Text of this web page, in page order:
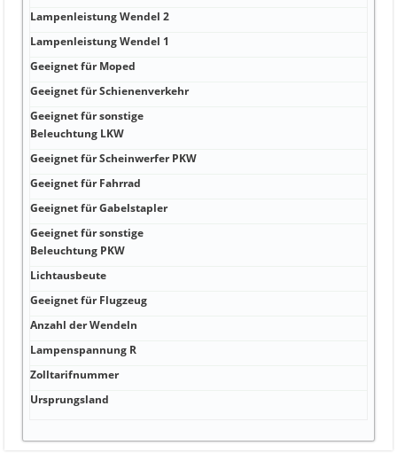
Lampenleistung Wendel 2
Lampenleistung Wendel 1
Geeignet für Moped
Geeignet für Schienenverkehr
Geeignet für sonstige
Beleuchtung LKW
Geeignet für Scheinwerfer PKW
Geeignet für Fahrrad
Geeignet für Gabelstapler
Geeignet für sonstige
Beleuchtung PKW
Lichtausbeute
Geeignet für Flugzeug
Anzahl der Wendeln
Lampenspannung R
Zolltarifnummer
Ursprungsland